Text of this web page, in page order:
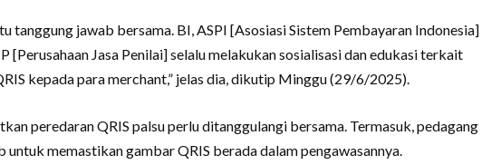
tanggung jawab bersama. BI, ASPI [Asosiasi Sistem Pembayaran Indonesia]
[Perusahaan Jasa Penilai] selalu melakukan sosialisasi dan edukasi terkait
kepada para merchant,” jelas dia, dikutip Minggu (29/6/2025).
peredaran QRIS palsu perlu ditanggulangi bersama. Termasuk, pedagang
untuk memastikan gambar QRIS berada dalam pengawasannya.